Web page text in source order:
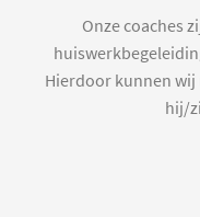
Onze coaches
Hierdoor kunnen
hij/